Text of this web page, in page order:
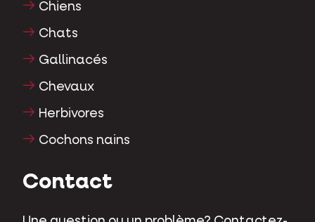
Chiens
Chats
Gallinacés
Chevaux
Herbivores
Cochons nains
Contact